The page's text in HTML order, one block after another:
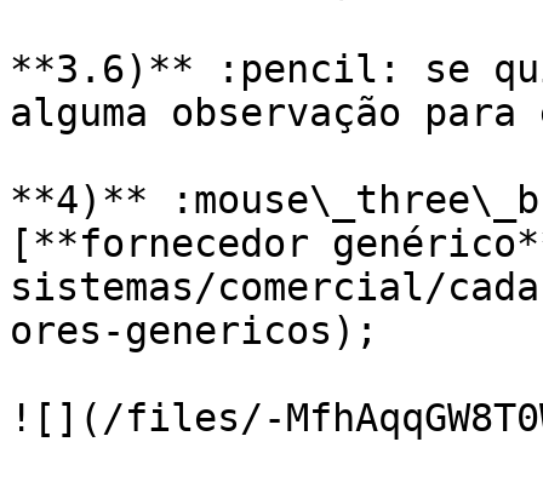
**3.6)** :pencil: se
alguma observação
**4)**
[**fornecedor
sistemas/comercial/
ores-genericos);
![](/files/-